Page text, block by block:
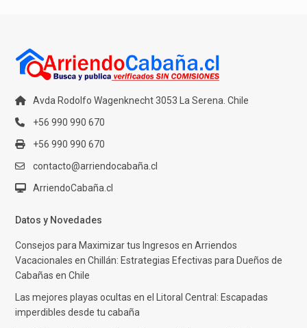
Avda Rodolfo Wagenknecht 3053 La Serena. Chile
+56 990 990 670
+56 990 990 670
contacto@arriendocabaña.cl
ArriendoCabaña.cl
Datos y Novedades
Consejos para Maximizar tus Ingresos en Arriendos
Vacacionales en Chillán: Estrategias Efectivas para Dueños de
Cabañas en Chile
Las mejores playas ocultas en el Litoral Central: Escapadas
imperdibles desde tu cabaña